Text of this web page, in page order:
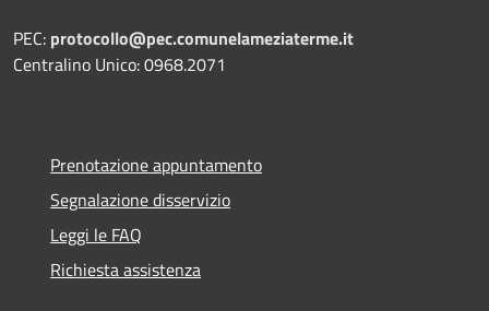
PEC: protocollo@pec.comunelameziaterme.it
Centralino Unico: 0968.2071
Prenotazione appuntamento
Segnalazione disservizio
Leggi le FAQ
Richiesta assistenza